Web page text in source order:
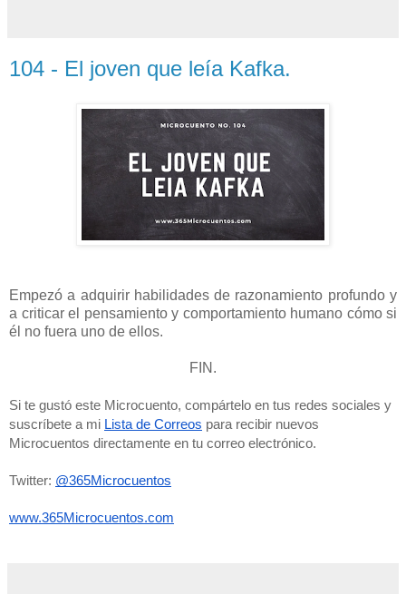
104 - El joven que leía Kafka.
Empezó a adquirir habilidades de razonamiento profundo y
a criticar el pensamiento y comportamiento humano cómo si
él no fuera uno de ellos.
FIN.
Si te gustó este Microcuento, compártelo en tus redes sociales y
suscríbete a mi Lista de Correos para recibir nuevos
Microcuentos directamente en tu correo electrónico.
Twitter: @365Microcuentos
www.365Microcuentos.com